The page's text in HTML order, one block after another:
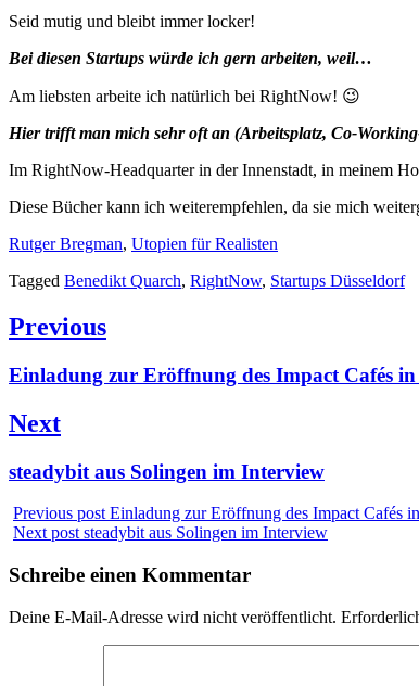
Seid mutig und bleibt immer locker!
Bei diesen Startups würde ich gern arbeiten, weil…
Am liebsten arbeite ich natürlich bei RightNow! 😉
Hier trifft man mich sehr oft an (Arbeitsplatz, Co-
Im RightNow-Headquarter in der Innenstadt, in meinem
Diese Bücher kann ich weiterempfehlen, da sie mich
Rutger Bregman, Utopien für Realisten
Tagged Benedikt Quarch, RightNow, Startups Düsseldorf
Beitragsnavigation
Previous
Previous
Einladung zur Eröffnung des Impact Cafés
Next
Next
steadybit aus Solingen im Interview
Previous post Einladung zur Eröffnung des Impact Cafés
Next post steadybit aus Solingen im Interview
Schreibe einen Kommentar
Deine E-Mail-Adresse wird nicht veröffentlicht.